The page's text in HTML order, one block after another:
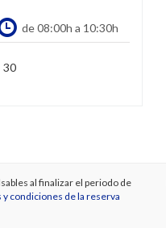
30
al finalizar el periodo de
condiciones de la reserva